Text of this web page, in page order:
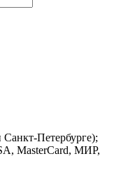
Петербурге);
MasterCard, МИР,